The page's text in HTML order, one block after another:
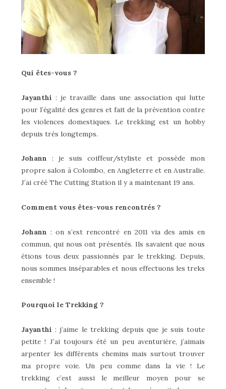
Qui êtes-vous ?
Jayanthi : je travaille dans une association qui lutte
pour l’égalité des genres et fait de la prévention contre
les violences domestiques. Le trekking est un hobby
depuis très longtemps.
Johann : je suis coiffeur/styliste et possède mon
propre salon à Colombo, en Angleterre et en Australie.
J’ai créé The Cutting Station il y a maintenant 19 ans.
Comment vous êtes-vous rencontrés ?
Johann: on s’est rencontré en 2011 via des amis en
commun, qui nous ont présentés. Ils savaient que nous
étions tous deux passionnés par le trekking. Depuis,
nous sommes inséparables et nous effectuons les treks
ensemble !
Pourquoi le Trekking ?
Jayanthi : j’aime le trekking depuis que je suis toute
petite ! J’ai toujours été un peu aventurière, j’aimais
arpenter les différents chemins mais surtout trouver
ma propre voie. Un peu comme dans la vie ! Le
trekking c’est aussi le meilleur moyen pour se